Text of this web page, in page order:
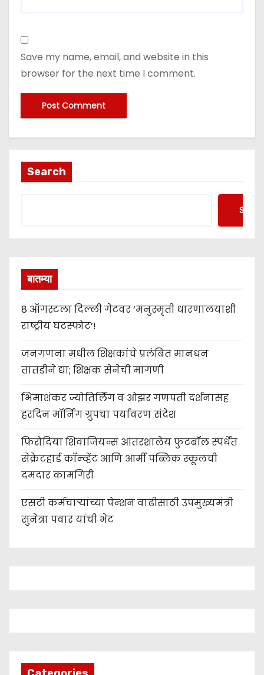
Save my name, email, and website in this
browser for the next time I comment.
Search
बातम्या
8 ऑगस्टला दिल्ली गेटवर ‘मनुस्मृती धारणालयाशी
राष्ट्रीय घटस्फोट’!
जनगणना मधील शिक्षकांचे प्रलंबित मानधन
तातडीने द्या; शिक्षक सेनेची मागणी
भिमाशंकर ज्योतिर्लिंग व ओझर गणपती दर्शनासह
हरदिन मॉर्निंग ग्रुपचा पर्यावरण संदेश
फिरोदिया शिवाजियन्स आंतरशालेय फुटबॉल स्पर्धेत
सेक्रेटहार्ड कॉन्व्हेंट आणि आर्मी पब्लिक स्कूलची
दमदार कामगिरी
एसटी कर्मचाऱ्यांच्या पेन्शन वाढीसाठी उपमुख्यमंत्री
सुनेत्रा पवार यांची भेट